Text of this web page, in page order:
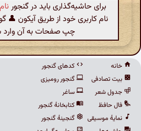
برای حاشیه‌گذاری باید در گنجور
نام کاربری خود از طریق آیکون
چپ صفحات به آن وارد
خانه
بیت تصادفی
جدول شعر
فال حافظ
نمایهٔ موسیقی
کدهای گنجور
گنجور رومیزی
ساغر
کتابخانهٔ گنجور
گنجینهٔ گنجور